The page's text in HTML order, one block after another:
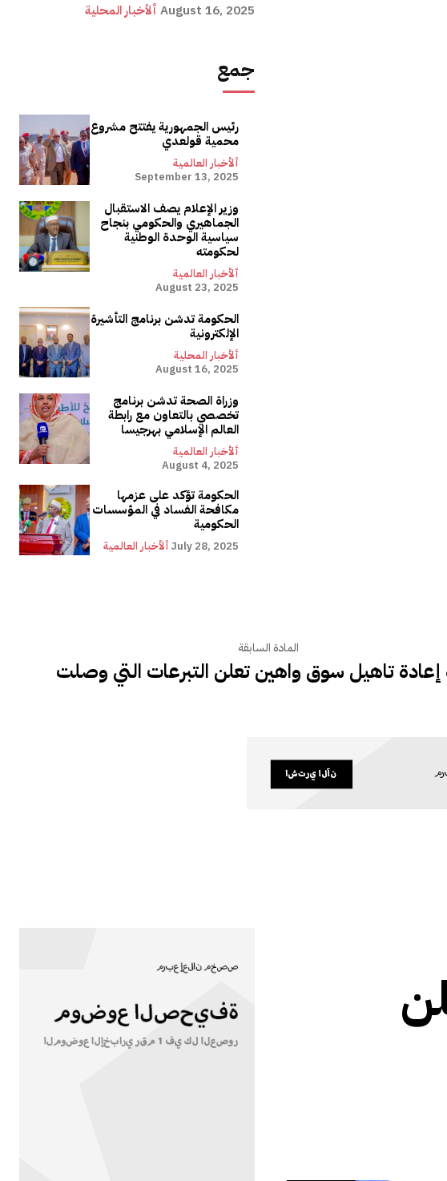
ألأخبار المحلية August 16, 2025
جمع
رئيس الجمهورية يفتتح مشروع
محمية قولعدي
ألأخبار العالمية
September 13, 2025
وزير الإعلام يصف الاستقبال
الجماهيري والحكومي بنجاح
سياسية الوحدة الوطنية
لحكومته
ألأخبار العالمية
August 23, 2025
الحكومة تدشن برنامج التأشيرة
الإلكترونية
ألأخبار المحلية
August 16, 2025
وزراة الصحة تدشن برنامج
تخصصي بالتعاون مع رابطة
العالم الإسلامي بهرجيسا
ألأخبار العالمية
August 4, 2025
الحكومة تؤكد على عزمها
مكافحة الفساد في المؤسسات
الحكومية
ألأخبار العالمية July 28, 2025
المادة السابقة
إعادة تاهيل سوق واهين تعلن التبرعات التي وصلت